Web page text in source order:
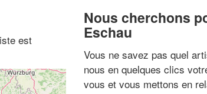
est
Nous cherchons
Eschau
Vous ne savez pas quel
nous en quelques clics
vous et vous mettons en